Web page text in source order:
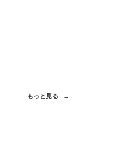
もっと見る